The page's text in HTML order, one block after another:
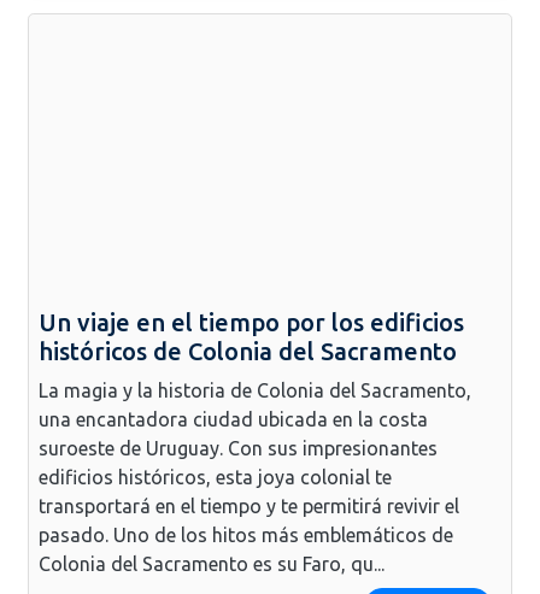
Un viaje en el tiempo por los edificios
históricos de Colonia del Sacramento
La magia y la historia de Colonia del Sacramento,
una encantadora ciudad ubicada en la costa
suroeste de Uruguay. Con sus impresionantes
edificios históricos, esta joya colonial te
transportará en el tiempo y te permitirá revivir el
pasado. Uno de los hitos más emblemáticos de
Colonia del Sacramento es su Faro, qu...